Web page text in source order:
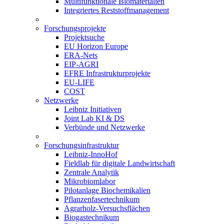
Integriertes Reststoffmanagement
Forschungsprojekte
Projektsuche
EU Horizon Europe
ERA-Nets
EIP-AGRI
EFRE Infrastrukturprojekte
EU-LIFE
COST
Netzwerke
Leibniz Initiativen
Joint Lab KI & DS
Verbünde und Netzwerke
Forschungsinfrastruktur
Leibniz-InnoHof
Fieldlab für digitale Landwirtschaft
Zentrale Analytik
Mikrobiomlabor
Pilotanlage Biochemikalien
Pflanzenfasertechnikum
Agrarholz-Versuchsflächen
Biogastechnikum